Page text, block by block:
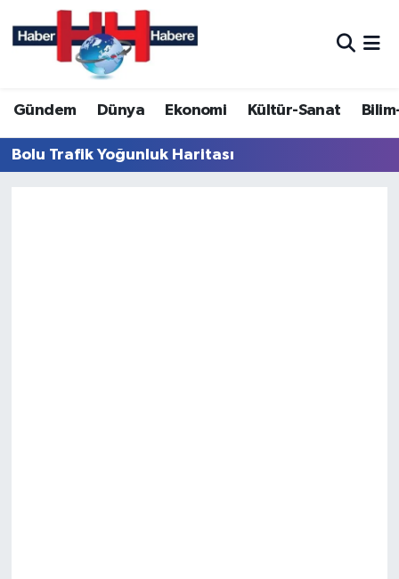
Gündem Dünya Ekonomi Kültür-Sanat
Bolu Trafik Yoğunluk Haritası
Hava Durumu
Trafik Durumu
Süper Lig Puan Durumu ve Fikstür